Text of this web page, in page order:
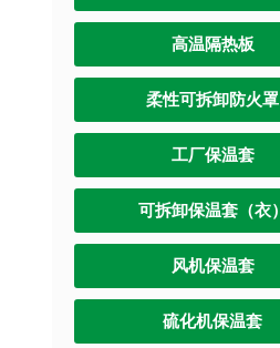
高温隔热板
柔性可拆卸防火罩
工厂保温套
可拆卸保温套（衣）
风机保温套
硫化机保温套